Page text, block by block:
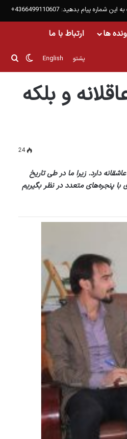
پیام بدهید: 4366499110607+
ها ارتباط با ما
English پشتو تغییر
و بلکه
24
دارد. زیرا ما در طی تاریخ
پنجره‌های متعدد در نظر بگیریم